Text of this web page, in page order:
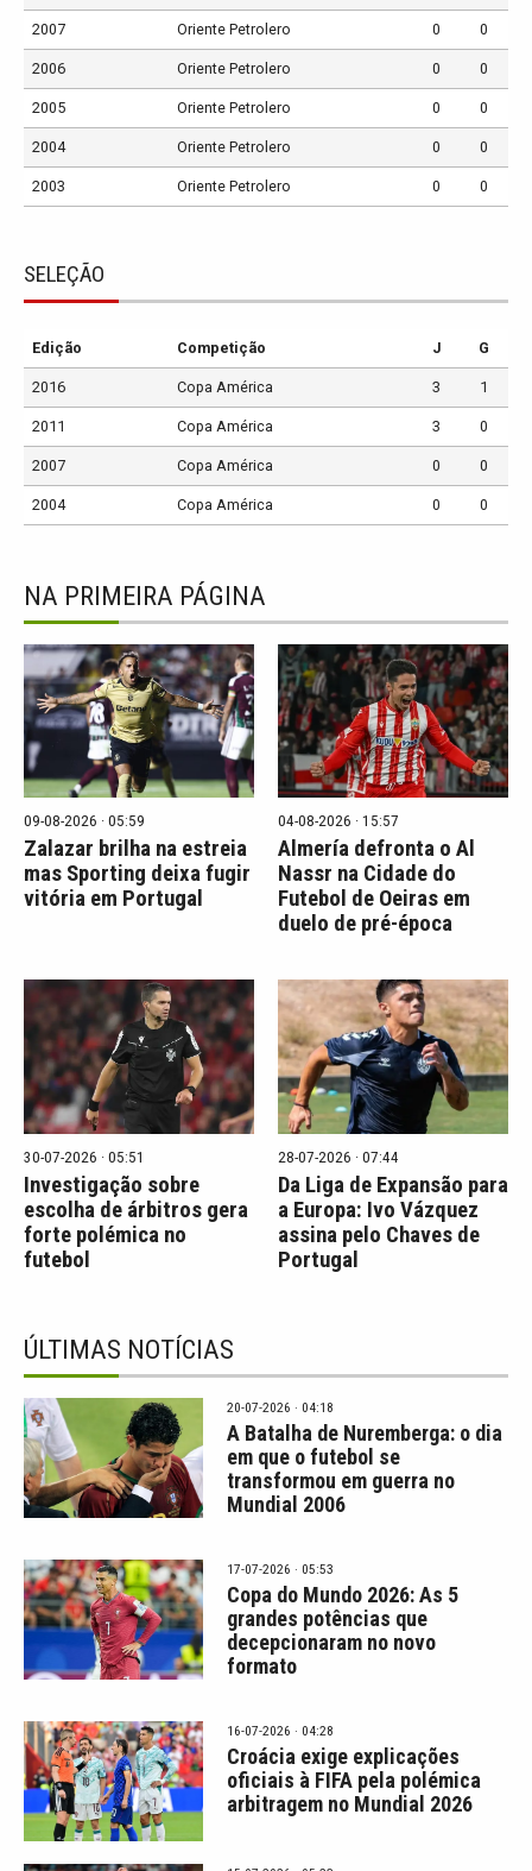
2007 Oriente Petrolero 0 0
2006 Oriente Petrolero 0 0
2005 Oriente Petrolero 0 0
2004 Oriente Petrolero 0 0
2003 Oriente Petrolero 0 0
SELEÇÃO
Edição Competição J G
2016 Copa América 3 1
2011 Copa América 3 0
2007 Copa América 0 0
2004 Copa América 0 0
NA PRIMEIRA PÁGINA
09-08-2026 · 05:59
Zalazar brilha na estreia
mas Sporting deixa fugir
vitória em Portugal
04-08-2026 · 15:57
Almería defronta o Al
Nassr na Cidade do
Futebol de Oeiras em
duelo de pré-época
30-07-2026 · 05:51
Investigação sobre
escolha de árbitros gera
forte polémica no
futebol
28-07-2026 · 07:44
Da Liga de Expansão para
a Europa: Ivo Vázquez
assina pelo Chaves de
Portugal
ÚLTIMAS NOTÍCIAS
20-07-2026 · 04:18
A Batalha de Nuremberga: o dia
em que o futebol se
transformou em guerra no
Mundial 2006
17-07-2026 · 05:53
Copa do Mundo 2026: As 5
grandes potências que
decepcionaram no novo
formato
16-07-2026 · 04:28
Croácia exige explicações
oficiais à FIFA pela polémica
arbitragem no Mundial 2026